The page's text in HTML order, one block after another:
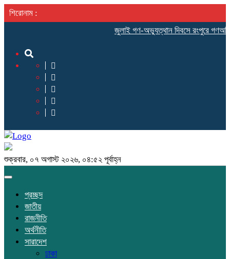
শিরোনাম :
‎জুলাই গণ-অভ্যুত্থান দিবসে রংপুরে
শুক্রবার, ০৭ অগাস্ট ২০২৬, ০৪:৫২ পূর্বাহ্ন
Toggle
প্রচ্ছদ
জাতীয়
রাজনীতি
অর্থনীতি
সারাদেশ
ঢাকা